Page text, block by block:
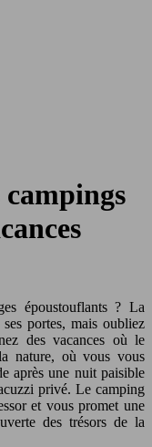
campings
époustouflants ? La
portes, mais oubliez
des vacances où le
nature, où vous vous
après une nuit paisible
privé. Le camping
et vous promet une
des trésors de la